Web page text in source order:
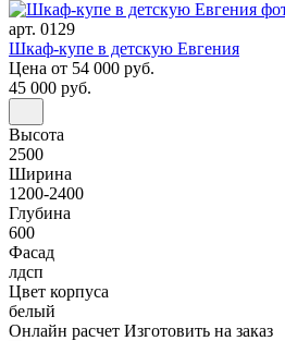
арт. 0129
Шкаф-купе в детскую Евгения
Цена от 54 000 руб.
45 000 руб.
Высота
2500
Ширина
1200-2400
Глубина
600
Фасад
лдсп
Цвет корпуса
белый
Онлайн расчет Изготовить на заказ